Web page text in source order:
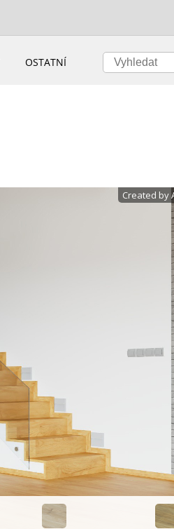
OSTATNÍ